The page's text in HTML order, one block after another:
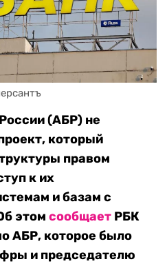
(АБР) не
который
правом
к их
и базам с
этом сообщает РБК
АБР, которое было
и председателю